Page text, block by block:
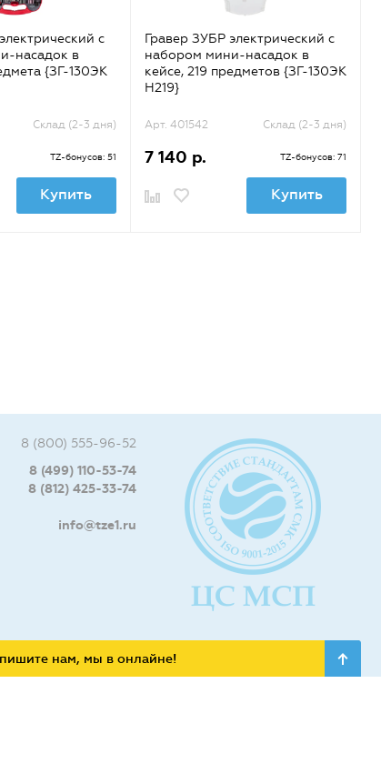
с
насадок в
{ЗГ-130ЭК
Склад (2-3 дня)
TZ-бонусов: 51
Купить
Гравер ЗУБР электрический с
набором мини-насадок в
кейсе, 219 предметов {ЗГ-130ЭК
H219}
Арт. 401542 Склад (2-3 дня)
7 140 р. TZ-бонусов: 71
Купить
8 (800) 555-96-52
8 (499) 110-53-74
8 (812) 425-33-74
info@tze1.ru
нам, мы в онлайне!